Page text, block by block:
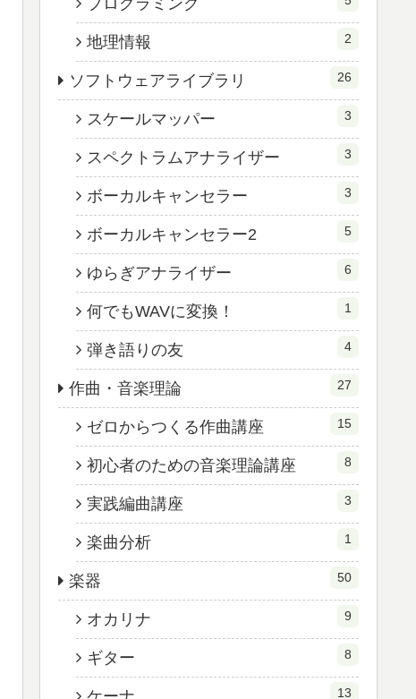
プログラミング
地理情報 2
ソフトウェアライブラリ 26
スケールマッパー 3
スペクトラムアナライザー 3
ボーカルキャンセラー 3
ボーカルキャンセラー2 5
ゆらぎアナライザー 6
何でもWAVに変換！ 1
弾き語りの友 4
作曲・音楽理論 27
ゼロからつくる作曲講座 15
初心者のための音楽理論講座 8
実践編曲講座 3
楽曲分析 1
楽器 50
オカリナ 9
ギター 8
13